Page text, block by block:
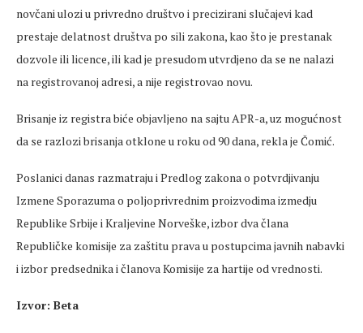
novčani ulozi u privredno društvo i precizirani slučajevi kad
prestaje delatnost društva po sili zakona, kao što je prestanak
dozvole ili licence, ili kad je presudom utvrdjeno da se ne nalazi
na registrovanoj adresi, a nije registrovao novu.
Brisanje iz registra biće objavljeno na sajtu APR-a, uz mogućnost
da se razlozi brisanja otklone u roku od 90 dana, rekla je Čomić.
Poslanici danas razmatraju i Predlog zakona o potvrdjivanju
Izmene Sporazuma o poljoprivrednim proizvodima izmedju
Republike Srbije i Kraljevine Norveške, izbor dva člana
Republičke komisije za zaštitu prava u postupcima javnih nabavki
i izbor predsednika i članova Komisije za hartije od vrednosti.
Izvor: Beta